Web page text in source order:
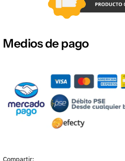
Medios de pago
Compartir: